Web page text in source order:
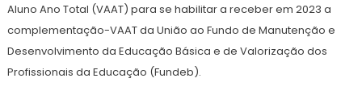
Aluno Ano Total (VAAT) para se habilitar a receber em 2023 a
complementação-VAAT da União ao Fundo de Manutenção e
Desenvolvimento da Educação Básica e de Valorização dos
Profissionais da Educação (Fundeb).